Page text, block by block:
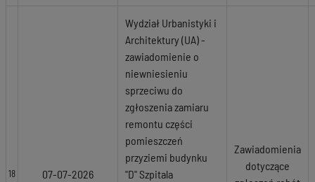
18 07-07-2026
Wydział Urbanistyki i
Architektury (UA) -
zawiadomienie o
niewniesieniu
sprzeciwu do
zgłoszenia zamiaru
remontu części
pomieszczeń
przyziemi budynku
"D" Szpitala
Zawiadomienia
dotyczące